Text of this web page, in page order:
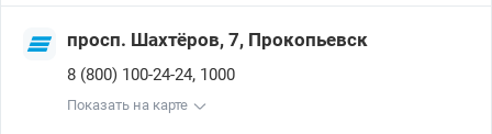
просп. Шахтёров, 7, Прокопьевск
8 (800) 100-24-24, 1000
Показать на карте